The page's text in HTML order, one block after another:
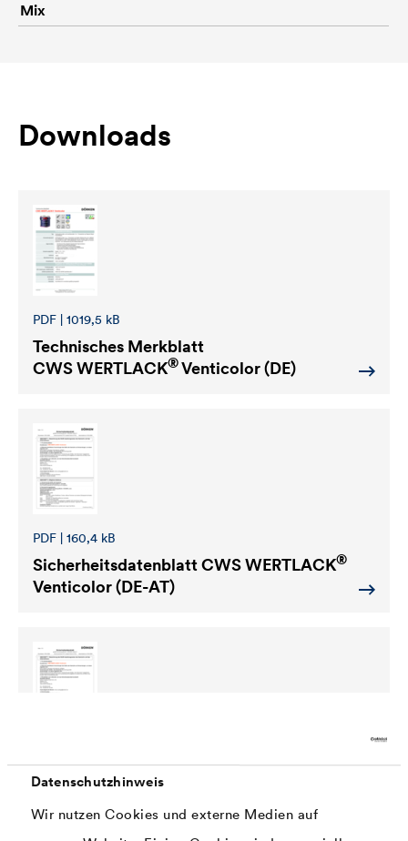
Datenschutzhinweis
Wir nutzen Cookies und externe Medien auf
Mix
Downloads
PDF | 1019,5 kB
Technisches Merkblatt
CWS WERTLACK®Venticolor (DE)
PDF | 160,4 kB
SicherheitsdatenblattCWS WERTLACK®
Venticolor (DE-AT)
Sicherheitsdatenblatt
Venticolor (DE-BE)